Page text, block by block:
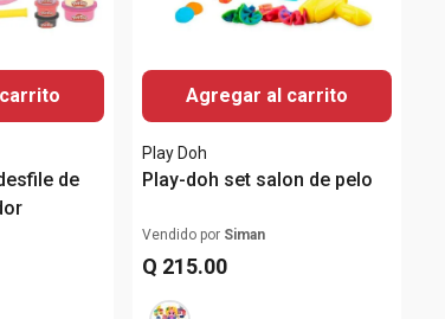
de
Agregar al carrito
Play Doh
Play-doh set salon de pelo
Vendido por Siman
Q 215.00